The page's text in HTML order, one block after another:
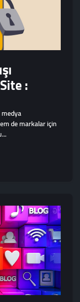
:
de markalar için